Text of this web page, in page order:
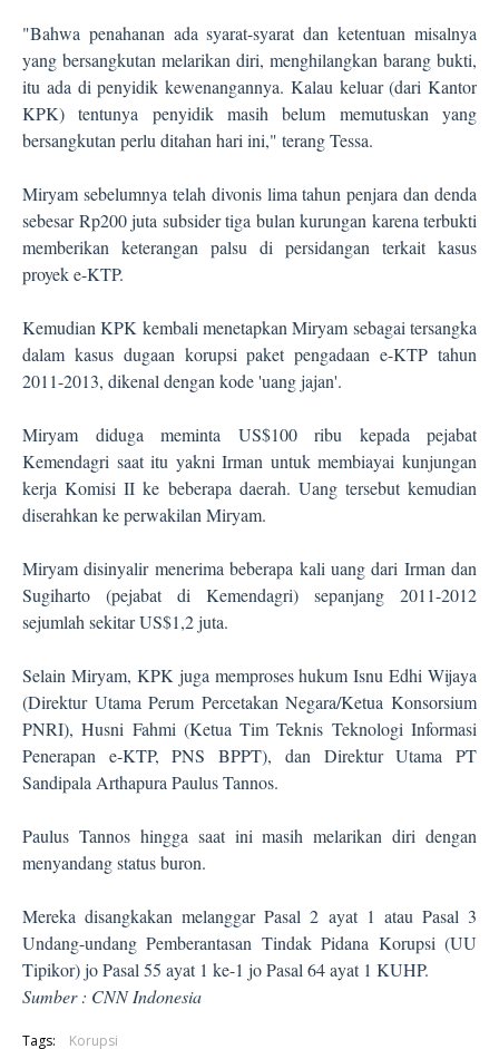
"Bahwa penahanan ada syarat-syarat dan ketentuan misalnya
yang bersangkutan melarikan diri, menghilangkan barang bukti,
itu ada di penyidik kewenangannya. Kalau keluar (dari Kantor
KPK) tentunya penyidik masih belum memutuskan yang
bersangkutan perlu ditahan hari ini," terang Tessa.
Miryam sebelumnya telah divonis lima tahun penjara dan denda
sebesar Rp200 juta subsider tiga bulan kurungan karena terbukti
memberikan keterangan palsu di persidangan terkait kasus
proyek e-KTP.
Kemudian KPK kembali menetapkan Miryam sebagai tersangka
dalam kasus dugaan korupsi paket pengadaan e-KTP tahun
2011-2013, dikenal dengan kode 'uang jajan'.
Miryam diduga meminta US$100 ribu kepada pejabat
Kemendagri saat itu yakni Irman untuk membiayai kunjungan
kerja Komisi II ke beberapa daerah. Uang tersebut kemudian
diserahkan ke perwakilan Miryam.
Miryam disinyalir menerima beberapa kali uang dari Irman dan
Sugiharto (pejabat di Kemendagri) sepanjang 2011-2012
sejumlah sekitar US$1,2 juta.
Selain Miryam, KPK juga memproses hukum Isnu Edhi Wijaya
(Direktur Utama Perum Percetakan Negara/Ketua Konsorsium
PNRI), Husni Fahmi (Ketua Tim Teknis Teknologi Informasi
Penerapan e-KTP, PNS BPPT), dan Direktur Utama PT
Sandipala Arthapura Paulus Tannos.
Paulus Tannos hingga saat ini masih melarikan diri dengan
menyandang status buron.
Mereka disangkakan melanggar Pasal 2 ayat 1 atau Pasal 3
Undang-undang Pemberantasan Tindak Pidana Korupsi (UU
Tipikor) jo Pasal 55 ayat 1 ke-1 jo Pasal 64 ayat 1 KUHP.
Sumber : CNN Indonesia
Tags: Korupsi